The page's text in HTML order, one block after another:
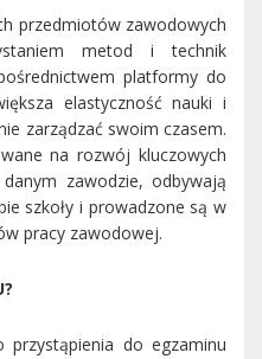
przedmiotów zawodowych
metod i technik
platformy do
elastyczność nauki i
zarządzać swoim czasem.
na rozwój kluczowych
zawodzie, odbywają
szkoły i prowadzone są w
pracy zawodowej.
przystąpienia do egzaminu